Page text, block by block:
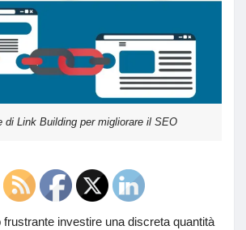
di Link Building per migliorare il SEO
investire una discreta quantità